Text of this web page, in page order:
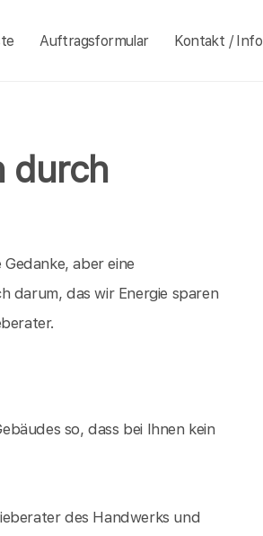
Auftragsformular Kontakt / Info
durch
aber eine
darum, das wir Energie sparen
so, dass bei Ihnen kein
des Handwerks und